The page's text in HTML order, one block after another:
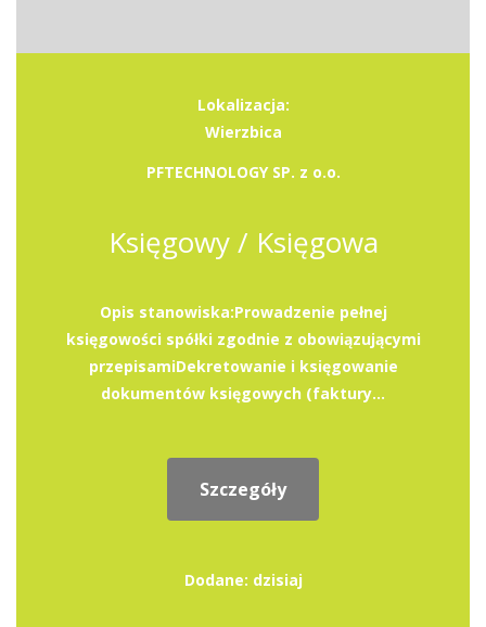
Lokalizacja:
Wierzbica
PFTECHNOLOGY SP. z o.o.
Księgowy / Księgowa
Opis stanowiska:Prowadzenie pełnej
księgowości spółki zgodnie z obowiązującymi
przepisamiDekretowanie i księgowanie
dokumentów księgowych (faktury...
Szczegóły
Dodane: dzisiaj